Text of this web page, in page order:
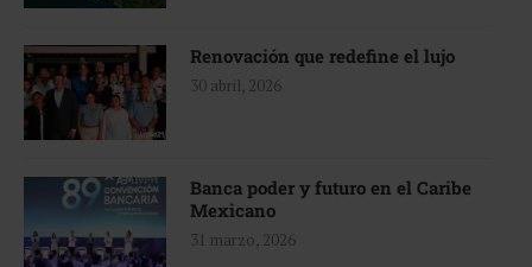
Renovación que redefine el lujo
30 abril, 2026
Banca poder y futuro en el Caribe
Mexicano
31 marzo, 2026